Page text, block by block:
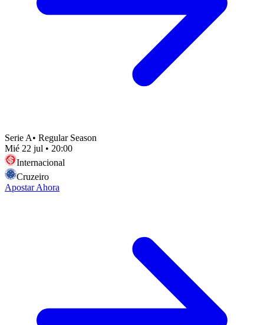
Serie A• Regular Season
Mié 22 jul • 20:00
Internacional
Cruzeiro
Apostar Ahora